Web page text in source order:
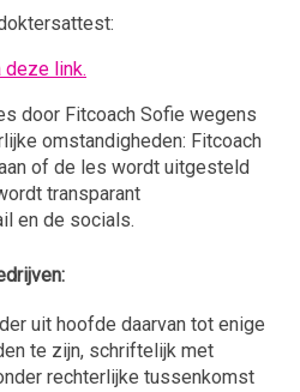
deze link.
door Fitcoach Sofie wegens
omstandigheden: Fitcoach
of de les wordt uitgesteld
transparant
en de socials.
uit hoofde daarvan tot enige
te zijn, schriftelijk met
rechterlijke tussenkomst